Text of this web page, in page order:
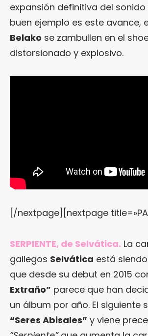
expansión definitiva del sonido
buen ejemplo es este avance,
Belako se zambullen en el
distorsionado y explosivo.
[/nextpage][nextpage
SERPIENTE, de Selvática. La
gallegos Selvática está
que desde su debut en 2015
Extraño” parece que han
un álbum por año. El siguiente
“Seres Abisales” y viene